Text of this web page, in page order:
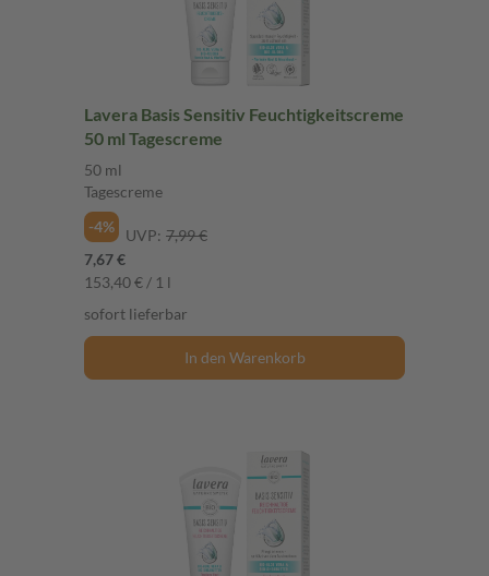
Lavera Basis Sensitiv Feuchtigkeitscreme
50 ml Tagescreme
50 ml
Tagescreme
-4%
UVP: 7,99 €
7,67 €
153,40 € / 1 l
sofort lieferbar
In den Warenkorb